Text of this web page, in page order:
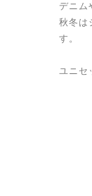
デニム
秋冬は
す。
ユニセ